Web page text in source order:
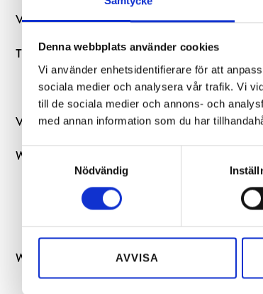
Denna webbplats använder cookies
Vi använder enhetsidentifierare för att
sociala medier och analysera vår trafik. Vi
till de sociala medier och annons- och
med annan information som du har
Samtyckesval
Nödvändig
AVVISA
Video: Ski Cross in Hemavan November 2014
The world’s Ski Cross elite in Hemavan,
Video: Ski Cross arena in Hemavan
Watch Olympic medallist Anna Holmlund trying
We are proud sponsors of the Swedish Ski Cross